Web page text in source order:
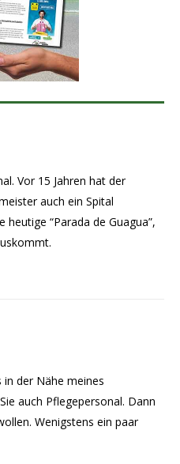
Vor 15 Jahren hat der
auch ein Spital
“Parada de Guagua”,
in der Nähe meines
auch Pflegepersonal. Dann
Wenigstens ein paar